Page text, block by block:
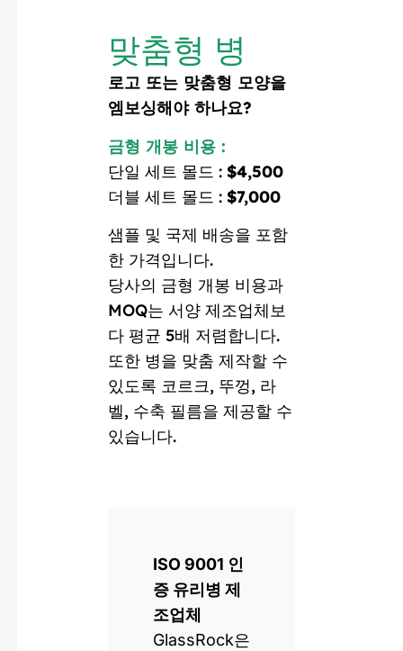
맞춤형 병
로고 또는 맞춤형 모양을
엠보싱해야 하나요?
금형 개봉 비용 :
단일 세트 몰드 : $4,500
더블 세트 몰드 : $7,000
샘플 및 국제 배송을 포함
한 가격입니다.
당사의 금형 개봉 비용과
MOQ는 서양 제조업체보
다 평균 5배 저렴합니다.
또한 병을 맞춤 제작할 수
있도록 코르크, 뚜껑, 라
벨, 수축 필름을 제공할 수
있습니다.
ISO 9001 인
증 유리병 제
조업체
GlassRock은